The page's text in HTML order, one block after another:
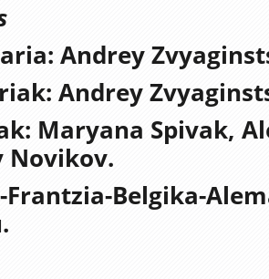
Andrey
Andrey
Maryana Spivak,
Novikov.
Frantzia-Belgika-